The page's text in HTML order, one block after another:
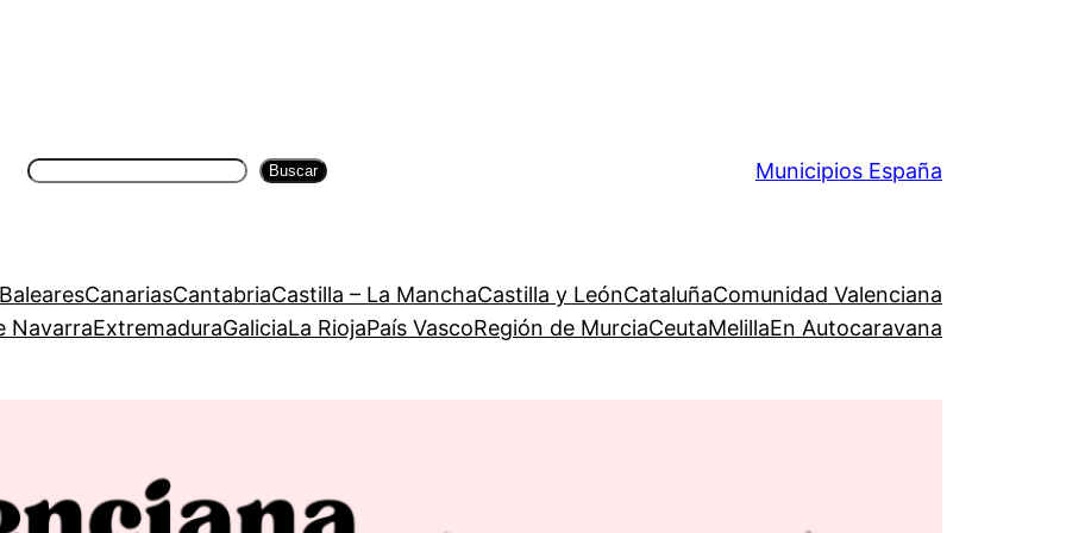
Buscar Buscar Municipios España
CanariasCantabriaCastilla – La ManchaCastilla y LeónCataluñaComunidad Valenciana
NavarraExtremaduraGaliciaLa RiojaPaís VascoRegión de MurciaCeutaMelillaEn Autocaravana